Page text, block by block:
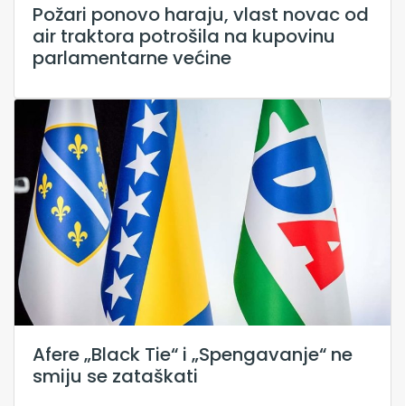
Požari ponovo haraju, vlast novac od
air traktora potrošila na kupovinu
parlamentarne većine
Afere „Black Tie“ i „Spengavanje“ ne
smiju se zataškati